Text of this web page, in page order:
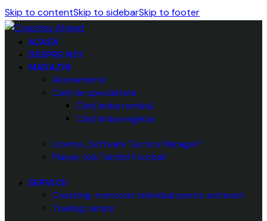
Skip to contentSkip to sidebarSkip to footer
ACASĂ
DESPRE NOI
MAGAZIN
Abonamente
Cărți de specialitate
Cărți limba română
Cărți limba engleza
Licențe „Software Tactics Manager”
Planșe, folii Taktifol Football
SERVICII
Coaching-mentorat individual pentru antrenori
Training camps